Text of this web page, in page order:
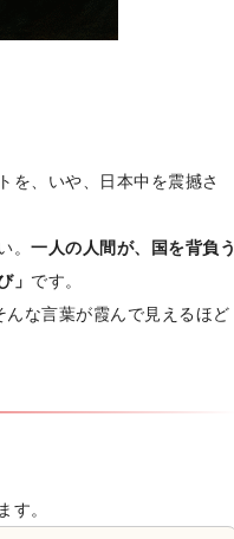
を、いや、日本中を震撼さ
。 一人の人間が、国を背負う
」 です。
な言葉が霞んで見えるほど
す。